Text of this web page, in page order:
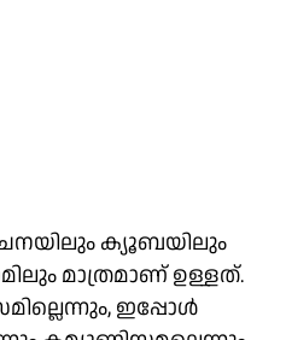
ക്യൂബയിലും
മാത്രമാണ് ഉള്ളത്.
ഇപ്പോൾ